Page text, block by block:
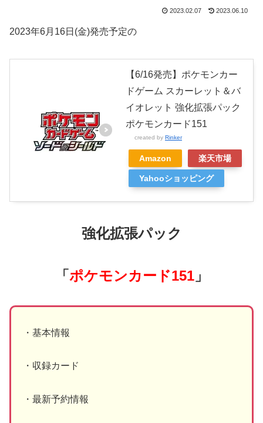
2023.02.07 2023.06.10
2023年6月 16日(金)発売予定の
【6/16発売】ポケモンカー
ドゲーム スカーレット＆バ
イオレット 強化拡張パック
ポケモンカード151
created by Rinker
Amazon 楽天市場
Yahooショッピング
強化拡張パック
「ポケモンカード151」
・基本情報
・収録カード
・最新予約情報